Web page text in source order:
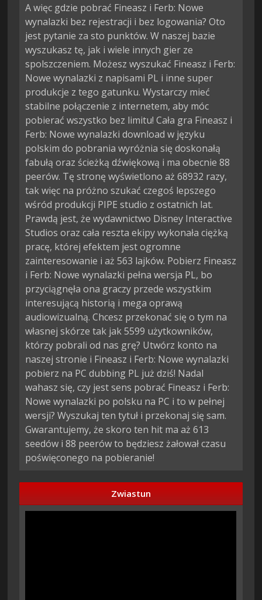
A więc gdzie pobrać Fineasz i Ferb: Nowe
wynalazki bez rejestracji i bez logowania? Oto
jest pytanie za sto punktów. W naszej bazie
wyszukasz tę, jak i wiele innych gier ze
spolszczeniem. Możesz wyszukać Fineasz i Ferb:
Nowe wynalazki z napisami PL i inne super
produkcje z tego gatunku. Wystarczy mieć
stabilne połączenie z internetem, aby móc
pobierać wszystko bez limitu! Cała gra Fineasz i
Ferb: Nowe wynalazki download w języku
polskim do pobrania wyróżnia się doskonałą
fabułą oraz ścieżką dźwiękową i ma obecnie 88
peerów. Tę stronę wyświetlono aż 68932 razy,
tak więc na próżno szukać czegoś lepszego
wśród produkcji PIPE studio z ostatnich lat.
Prawdą jest, że wydawnictwo Disney Interactive
Studios oraz cała reszta ekipy wykonała ciężką
pracę, której efektem jest ogromne
zainteresowanie i aż 563 lajków. Pobierz Fineasz
i Ferb: Nowe wynalazki pełna wersja PL, bo
przyciągnęła ona graczy przede wszystkim
interesującą historią i mega oprawą
audiowizualną. Chcesz przekonać się o tym na
własnej skórze tak jak 5599 użytkowników,
którzy pobrali od nas grę? Utwórz konto na
naszej stronie i Fineasz i Ferb: Nowe wynalazki
pobierz na PC dubbing PL już dziś! Nadal
wahasz się, czy jest sens pobrać Fineasz i Ferb:
Nowe wynalazki po polsku na PC i to w pełnej
wersji? Wyszukaj ten tytuł i przekonaj się sam.
Gwarantujemy, że skoro ten hit ma aż 613
seedów i 88 peerów to będziesz żałował czasu
poświęconego na pobieranie!
Zwiastun